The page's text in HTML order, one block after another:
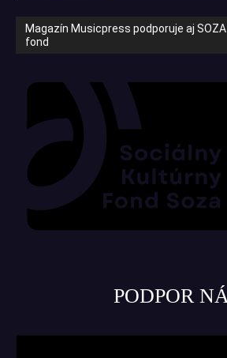
Magazín Musicpress podporuje aj
fond
PODPOR